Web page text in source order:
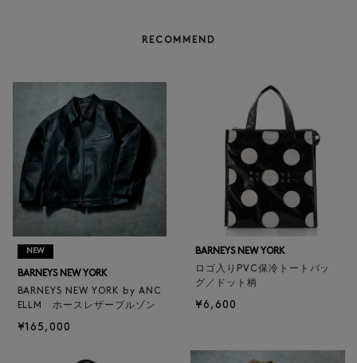
RECOMMEND
NEW
BARNEYS NEW YORK
BARNEYS NEW YORK by ANC
ELLM ホースレザーブルゾン
¥165,000
BARNEYS NEW YORK
ロゴ入りPVC保冷トートバッ
グ／ドット柄
¥6,600